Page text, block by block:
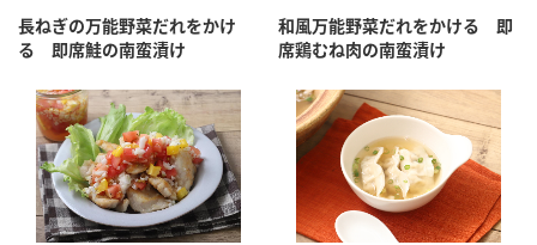
長ねぎの万能野菜だれをかけ
る 即席鮭の南蛮漬け
和風万能野菜だれをかける 即
席鶏むね肉の南蛮漬け